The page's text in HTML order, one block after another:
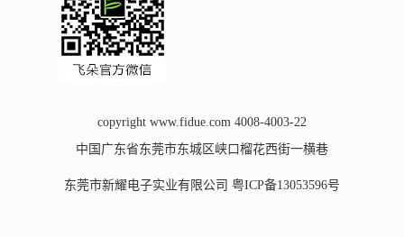
copyright www.fidue.com 4008-4003-22
中国广东省东莞市东城区峡口榴花西街一横巷
东莞市新耀电子实业有限公司 粤ICP备13053596号